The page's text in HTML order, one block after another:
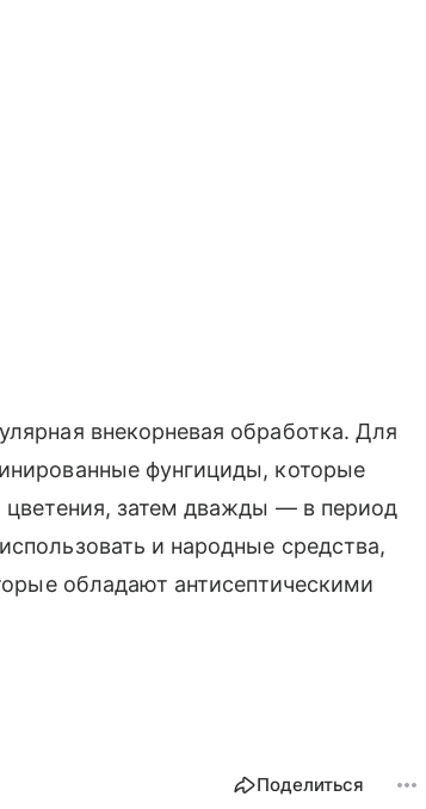
внекорневая обработка. Для
фунгициды, которые
затем дважды — в период
и народные средства,
обладают антисептическими
Поделиться